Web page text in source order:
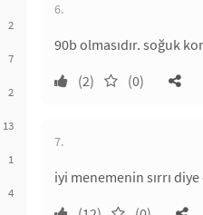
2
7
2
13
1
4
6.
90b olmasıdır. soğuk
(2)
(0)
7.
iyi menemenin sırrı